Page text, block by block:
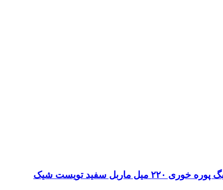
پوره خوری ۲۲۰ میل ماربل سفید تویست شیک